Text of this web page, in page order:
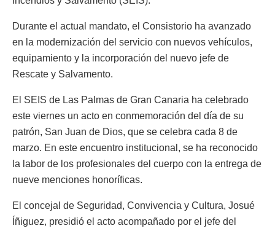
Durante el actual mandato, el Consistorio ha avanzado
en la modernización del servicio con nuevos vehículos,
equipamiento y la incorporación del nuevo jefe de
Rescate y Salvamento.
El SEIS de Las Palmas de Gran Canaria ha celebrado
este viernes un acto en conmemoración del día de su
patrón, San Juan de Dios, que se celebra cada 8 de
marzo. En este encuentro institucional, se ha reconocido
la labor de los profesionales del cuerpo con la entrega de
nueve menciones honoríficas.
El concejal de Seguridad, Convivencia y Cultura, Josué
Íñiguez, presidió el acto acompañado por el jefe del